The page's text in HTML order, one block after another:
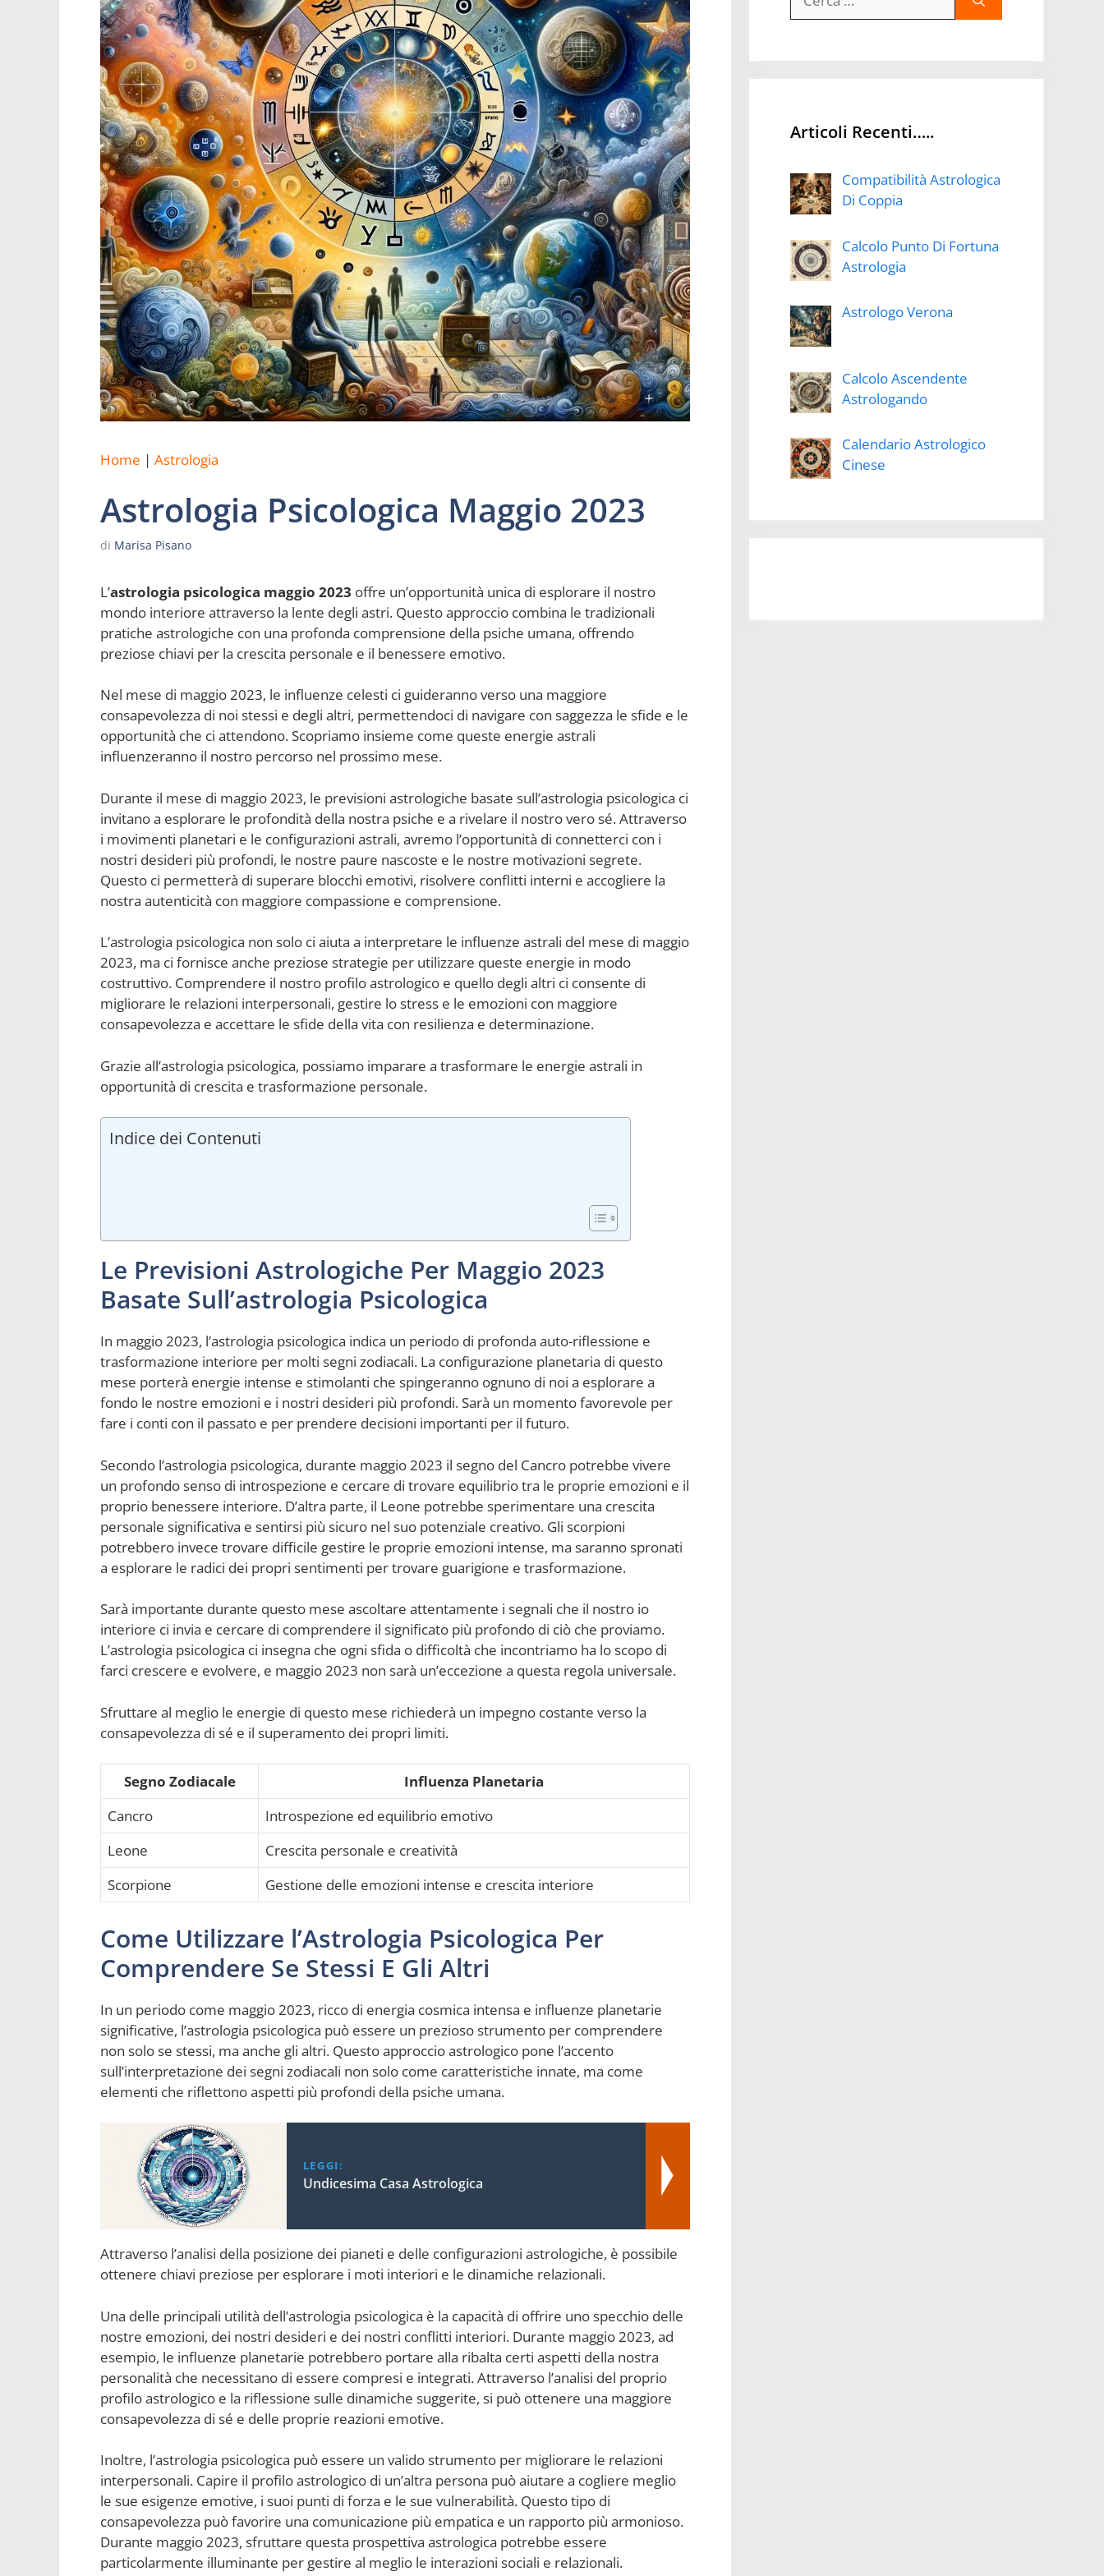
Home | Astrologia
Astrologia Psicologica Maggio 2023
di Marisa Pisano
L’astrologia psicologica maggio 2023 offre un’opportunità unica di esplorare il nostro
mondo interiore attraverso la lente degli astri. Questo approccio combina le tradizionali
pratiche astrologiche con una profonda comprensione della psiche umana, offrendo
preziose chiavi per la crescita personale e il benessere emotivo.
Nel mese di maggio 2023, le influenze celesti ci guideranno verso una maggiore
consapevolezza di noi stessi e degli altri, permettendoci di navigare con saggezza le sfide e le
opportunità che ci attendono. Scopriamo insieme come queste energie astrali
influenzeranno il nostro percorso nel prossimo mese.
Durante il mese di maggio 2023, le previsioni astrologiche basate sull’astrologia psicologica ci
invitano a esplorare le profondità della nostra psiche e a rivelare il nostro vero sé. Attraverso
i movimenti planetari e le configurazioni astrali, avremo l’opportunità di connetterci con i
nostri desideri più profondi, le nostre paure nascoste e le nostre motivazioni segrete.
Questo ci permetterà di superare blocchi emotivi, risolvere conflitti interni e accogliere la
nostra autenticità con maggiore compassione e comprensione.
L’astrologia psicologica non solo ci aiuta a interpretare le influenze astrali del mese di maggio
2023, ma ci fornisce anche preziose strategie per utilizzare queste energie in modo
costruttivo. Comprendere il nostro profilo astrologico e quello degli altri ci consente di
migliorare le relazioni interpersonali, gestire lo stress e le emozioni con maggiore
consapevolezza e accettare le sfide della vita con resilienza e determinazione.
Grazie all’astrologia psicologica, possiamo imparare a trasformare le energie astrali in
opportunità di crescita e trasformazione personale.
Indice dei Contenuti
Le Previsioni Astrologiche Per Maggio 2023
Basate Sull’astrologia Psicologica
In maggio 2023, l’astrologia psicologica indica un periodo di profonda auto-riflessione e
trasformazione interiore per molti segni zodiacali. La configurazione planetaria di questo
mese porterà energie intense e stimolanti che spingeranno ognuno di noi a esplorare a
fondo le nostre emozioni e i nostri desideri più profondi. Sarà un momento favorevole per
fare i conti con il passato e per prendere decisioni importanti per il futuro.
Secondo l’astrologia psicologica, durante maggio 2023 il segno del Cancro potrebbe vivere
un profondo senso di introspezione e cercare di trovare equilibrio tra le proprie emozioni e il
proprio benessere interiore. D’altra parte, il Leone potrebbe sperimentare una crescita
personale significativa e sentirsi più sicuro nel suo potenziale creativo. Gli scorpioni
potrebbero invece trovare difficile gestire le proprie emozioni intense, ma saranno spronati
a esplorare le radici dei propri sentimenti per trovare guarigione e trasformazione.
Sarà importante durante questo mese ascoltare attentamente i segnali che il nostro io
interiore ci invia e cercare di comprendere il significato più profondo di ciò che proviamo.
L’astrologia psicologica ci insegna che ogni sfida o difficoltà che incontriamo ha lo scopo di
farci crescere e evolvere, e maggio 2023 non sarà un’eccezione a questa regola universale.
Sfruttare al meglio le energie di questo mese richiederà un impegno costante verso la
consapevolezza di sé e il superamento dei propri limiti.
Segno Zodiacale
Influenza Planetaria
Cancro
Introspezione ed equilibrio emotivo
Leone
Crescita personale e creatività
Scorpione
Gestione delle emozioni intense e crescita interiore
Come Utilizzare l’Astrologia Psicologica Per
Comprendere Se Stessi E Gli Altri
In un periodo come maggio 2023, ricco di energia cosmica intensa e influenze planetarie
significative, l’astrologia psicologica può essere un prezioso strumento per comprendere
non solo se stessi, ma anche gli altri. Questo approccio astrologico pone l’accento
sull’interpretazione dei segni zodiacali non solo come caratteristiche innate, ma come
elementi che riflettono aspetti più profondi della psiche umana.
LEGGI:
Undicesima Casa Astrologica
Attraverso l’analisi della posizione dei pianeti e delle configurazioni astrologiche, è possibile
ottenere chiavi preziose per esplorare i moti interiori e le dinamiche relazionali.
Una delle principali utilità dell’astrologia psicologica è la capacità di offrire uno specchio delle
nostre emozioni, dei nostri desideri e dei nostri conflitti interiori. Durante maggio 2023, ad
esempio, le influenze planetarie potrebbero portare alla ribalta certi aspetti della nostra
personalità che necessitano di essere compresi e integrati. Attraverso l’analisi del proprio
profilo astrologico e la riflessione sulle dinamiche suggerite, si può ottenere una maggiore
consapevolezza di sé e delle proprie reazioni emotive.
Inoltre, l’astrologia psicologica può essere un valido strumento per migliorare le relazioni
interpersonali. Capire il profilo astrologico di un’altra persona può aiutare a cogliere meglio
le sue esigenze emotive, i suoi punti di forza e le sue vulnerabilità. Questo tipo di
consapevolezza può favorire una comunicazione più empatica e un rapporto più armonioso.
Durante maggio 2023, sfruttare questa prospettiva astrologica potrebbe essere
particolarmente illuminante per gestire al meglio le interazioni sociali e relazionali.
per:
Articoli Recenti…..
Compatibilità Astrologica
Di Coppia
Calcolo Punto Di Fortuna
Astrologia
Astrologo Verona
Calcolo Ascendente
Astrologando
Calendario Astrologico
Cinese